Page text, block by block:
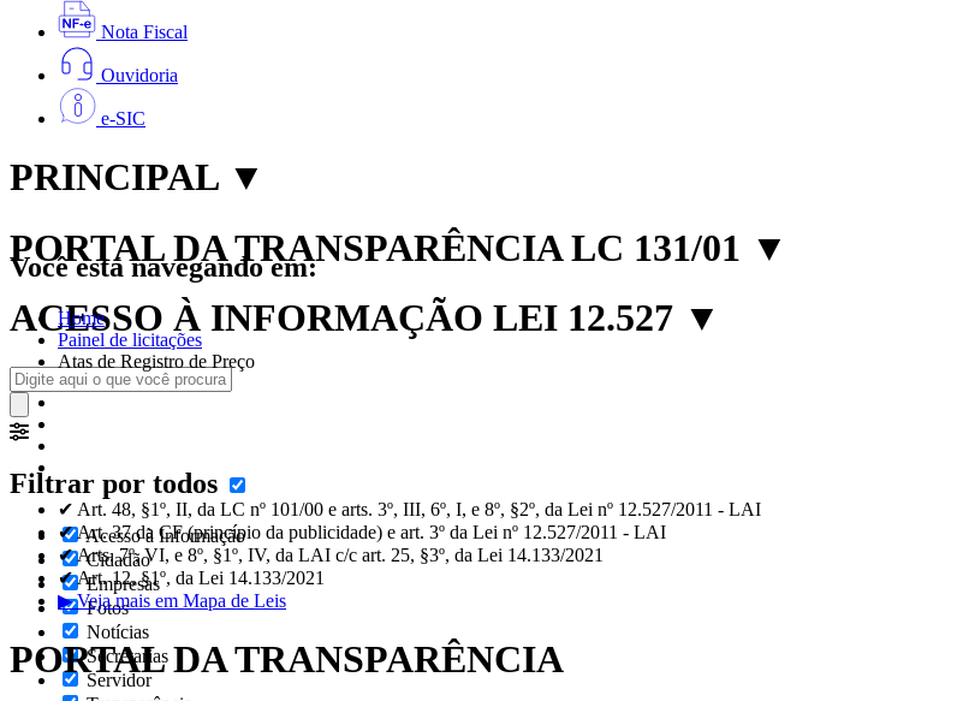
Nota Fiscal
Ouvidoria
e-SIC
PRINCIPAL ▼
PORTAL DA TRANSPARÊNCIA LC 131/01 ▼
ACESSO À INFORMAÇÃO LEI 12.527 ▼
Filtrar por todos
Acesso à Informação
Cidadão
Empresas
Fotos
Notícias
Secretarias
Servidor
Você está navegando em:
Home
Painel de licitações
Atas de Registro de Preço
✔ Art. 48, §1º, II, da LC nº 101/00 e arts. 3º, III, 6º, I, e 8º, §2º, da Lei nº 12.527/2011 - LAI
✔ Art. 37 da CF (princípio da publicidade) e art. 3º da Lei nº 12.527/2011 - LAI
✔ Arts. 7º, VI, e 8º, §1º, IV, da LAI c/c art. 25, §3º, da Lei 14.133/2021
✔ Art. 12, §1º, da Lei 14.133/2021
▶ Veja mais em Mapa de Leis
PORTAL DA TRANSPARÊNCIA